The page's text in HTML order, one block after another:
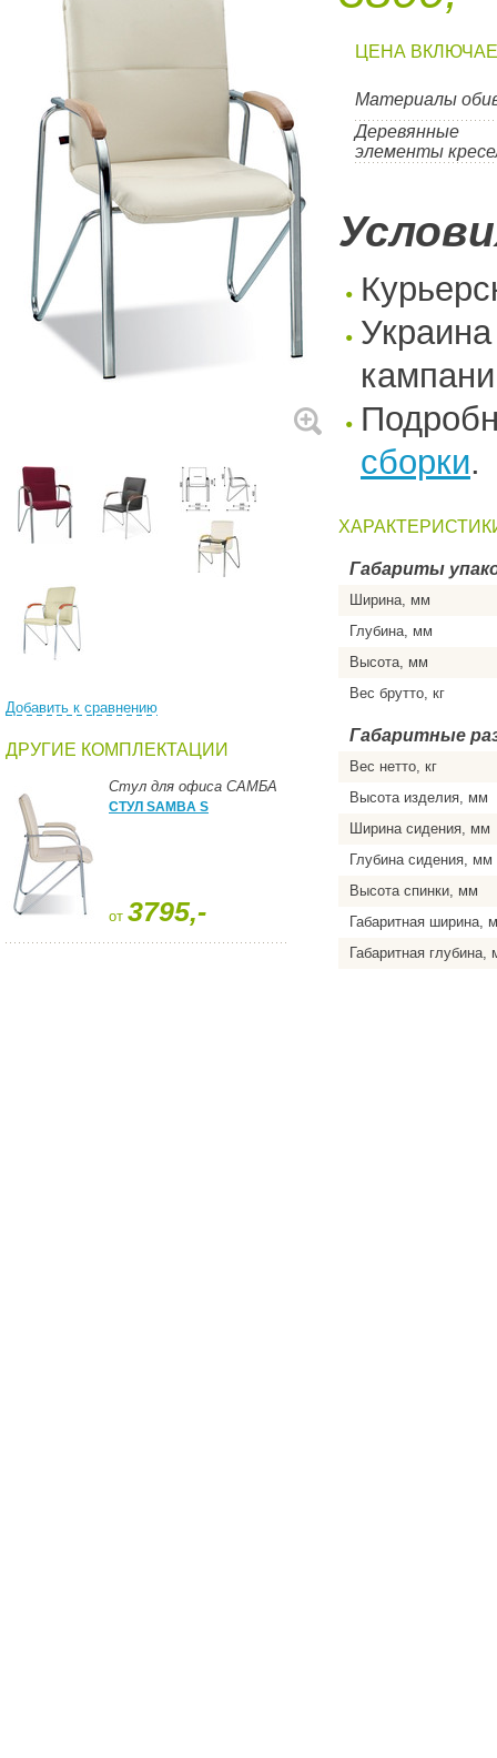
Добавить к сравнению
ДРУГИЕ КОМПЛЕКТАЦИИ
Стул для офиса САМБА
СТУЛ SAMBA S
от 3795,-
ЦЕНА
Материалы
Деревянные
элементы
сборки.
Габариты
Ширина, мм
Глубина, мм
Высота, мм
Вес брутто, кг
Габаритные
Вес нетто, кг
Высота изделия, мм
Ширина сидения, мм
Глубина сидения, мм
Высота спинки, мм
Габаритная ширина,
Габаритная глубина,